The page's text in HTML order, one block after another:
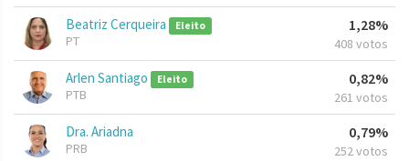
Beatriz Cerqueira Eleito
PT
1,28%
408 votos
Arlen Santiago Eleito
PTB
0,82%
261 votos
Dra. Ariadna
PRB
0,79%
252 votos